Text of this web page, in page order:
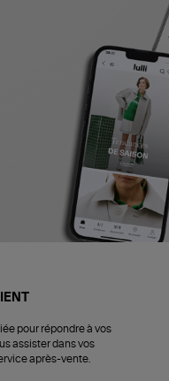
pour répondre à vos
assister dans vos
après-vente.